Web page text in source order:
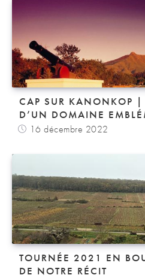
CAP SUR KANONKOP |
D’UN DOMAINE
16 décembre 2022
TOURNÉE 2021 EN
DE NOTRE RÉCIT